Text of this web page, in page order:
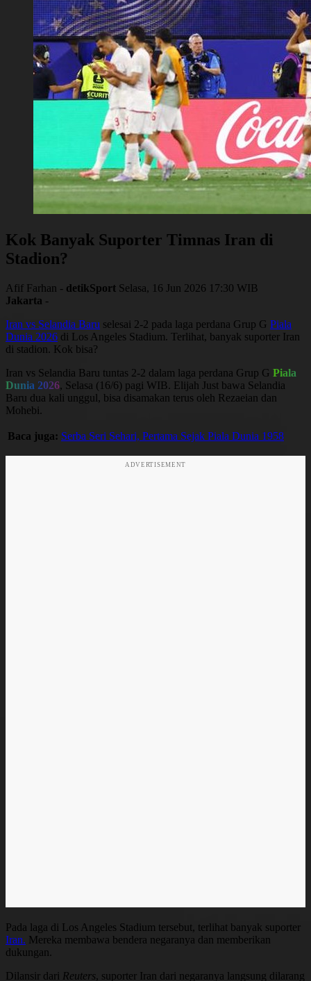
Kok Banyak Suporter Timnas Iran di
Stadion?
Afif Farhan - detikSport Selasa, 16 Jun 2026 17:30 WIB
Jakarta -
Iran vs Selandia Baru selesai 2-2 pada laga perdana Grup G Piala
Dunia 2026 di Los Angeles Stadium. Terlihat, banyak suporter Iran
di stadion. Kok bisa?
Iran vs Selandia Baru tuntas 2-2 dalam laga perdana Grup G Piala
Dunia 2026, Selasa (16/6) pagi WIB. Elijah Just bawa Selandia
Baru dua kali unggul, bisa disamakan terus oleh Rezaeian dan
Mohebi.
Baca juga: Serba Seri Sehari, Pertama Sejak Piala Dunia 1958
ADVERTISEMENT
Pada laga di Los Angeles Stadium tersebut, terlihat banyak suporter
Iran. Mereka membawa bendera negaranya dan memberikan
dukungan.
Dilansir dari Reuters, suporter Iran dari negaranya langsung dilarang